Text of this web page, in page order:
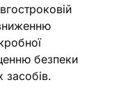
безпеки
засобів.